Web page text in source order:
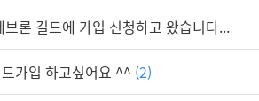
론 길드에 가입 신청하고 왔습니다...
가입 하고싶어요 ^^ (2)